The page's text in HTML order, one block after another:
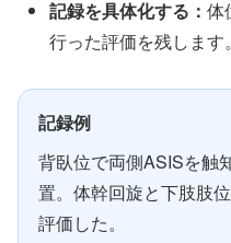
記録を具体化する：体
行った評価を残します。
記録例
背臥位で両側ASISを触
置。体幹回旋と下肢肢
評価した。